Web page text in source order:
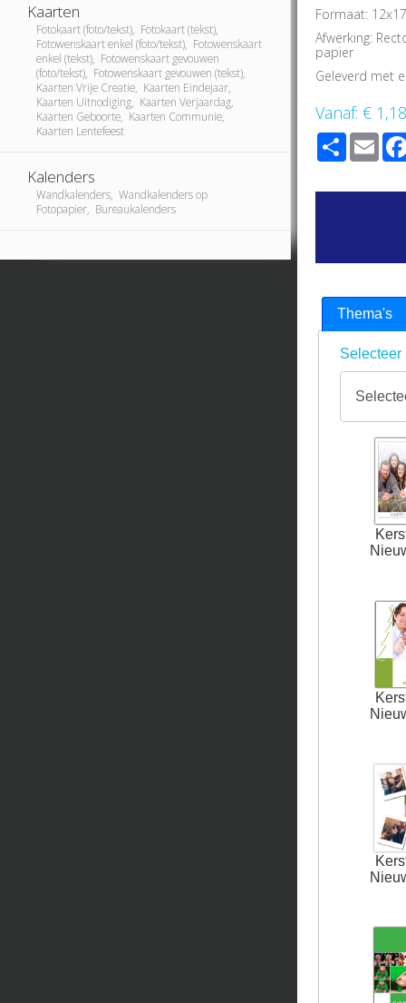
Kaarten
Fotokaart (foto/tekst), Fotokaart (tekst),
Fotowenskaart enkel (foto/tekst), Fotowenskaart
enkel (tekst), Fotowenskaart gevouwen
(foto/tekst), Fotowenskaart gevouwen (tekst),
Kaarten Vrije Creatie, Kaarten Eindejaar,
Kaarten Uitnodiging, Kaarten Verjaardag,
Kaarten Geboorte, Kaarten Communie,
Kaarten Lentefeest
Kalenders
Wandkalenders, Wandkalenders op
Fotopapier, Bureaukalenders
Formaat:
Afwerking:
papier
Geleverd met
Vanaf:€
Share
Thema's
Selecteer